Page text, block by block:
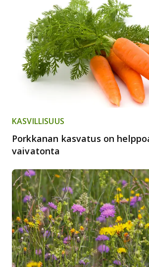
KASVILLISUUS
Porkkanan kasvatus on
vaivatonta